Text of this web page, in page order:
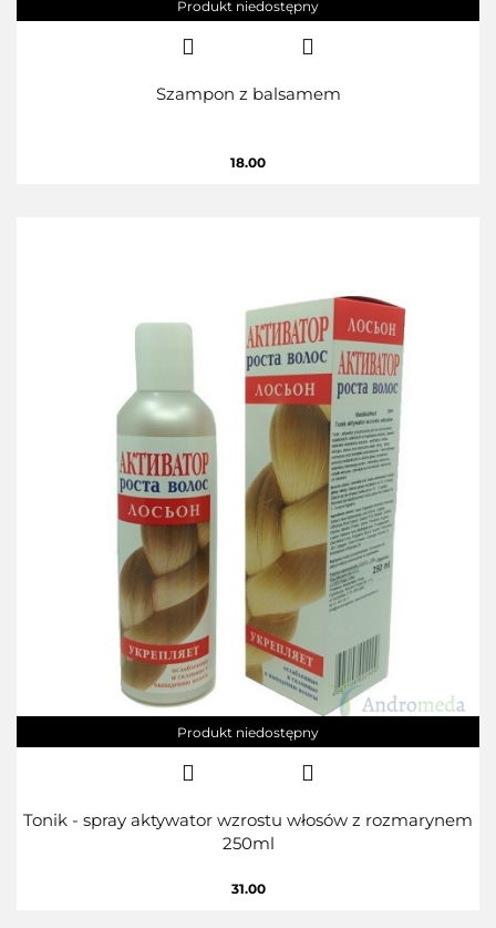
Produkt niedostępny
Szampon z balsamem
18.00
Produkt niedostępny
Tonik - spray aktywator wzrostu włosów z rozmarynem
250ml
31.00